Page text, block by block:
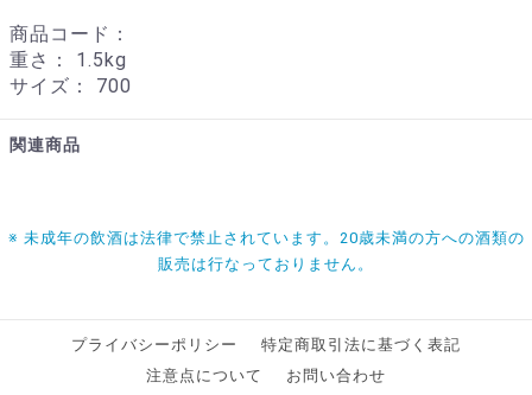
商品コード：
重さ： 1.5kg
サイズ： 700
関連商品
※ 未成年の飲酒は法律で禁止されています。20歳未満の方への酒類の
販売は行なっておりません。
プライバシーポリシー
特定商取引法に基づく表記
注意点について
お問い合わせ